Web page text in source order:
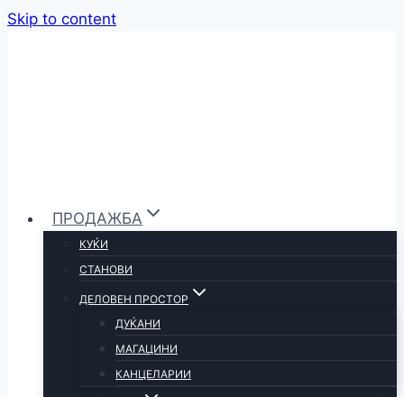
Skip to content
ПРОДАЖБА
КУЌИ
СТАНОВИ
ДЕЛОВЕН ПРОСТОР
ДУЌАНИ
МАГАЦИНИ
КАНЦЕЛАРИИ